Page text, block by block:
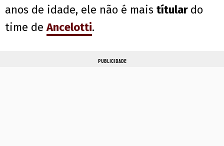
anos de idade, ele não é mais títular do
time deAncelotti.
PUBLICIDADE